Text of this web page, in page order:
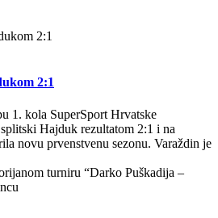
2:1
1. kola SuperSport Hrvatske
Hajduk rezultatom 2:1 i na
novu prvenstvenu sezonu. Varaždin je